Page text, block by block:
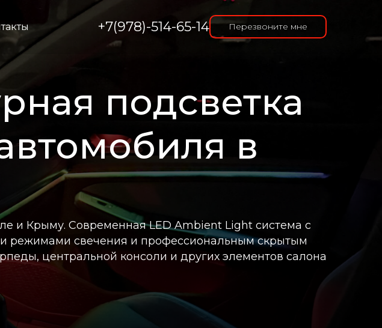
+7(978)-514-65-14 Перезвоните мне
подсветка
в
и Крыму. Современная LED Ambient Light система с
режимами свечения и профессиональным скрытым
центральной консоли и других элементов салона